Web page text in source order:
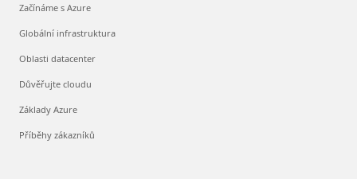
Začínáme s Azure
Globální infrastruktura
Oblasti datacenter
Důvěřujte cloudu
Základy Azure
Příběhy zákazníků